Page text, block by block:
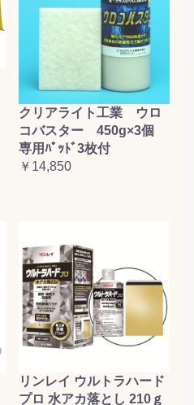
クリアライト工業 ウロ
コバスター 450g×3個
専用ﾊﾟｯﾄﾞ3枚付
￥14,850
リンレイ ウルトラハード
プロ 水アカ落とし 210ｇ